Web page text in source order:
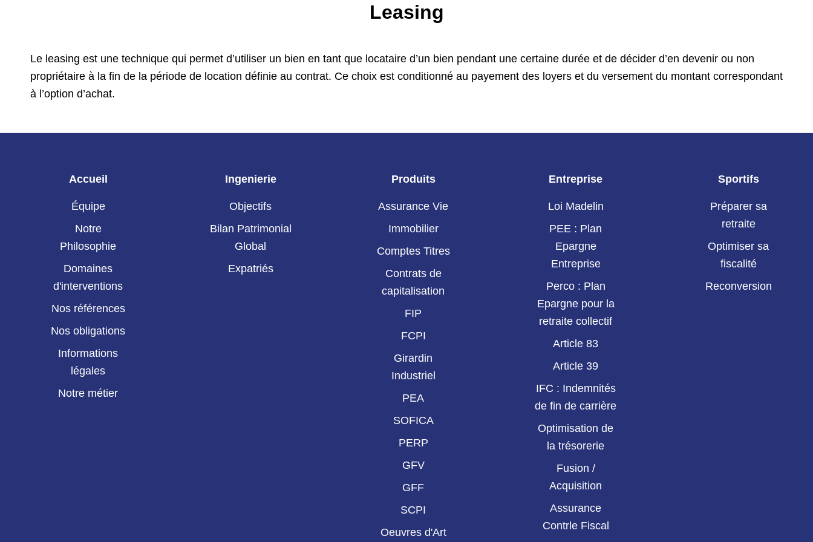
Leasing
Le leasing est une technique qui permet d’utiliser un bien en tant que locataire d’un bien pendant une certaine durée et de décider d’en devenir ou non
propriétaire à la fin de la période de location définie au contrat. Ce choix est conditionné au payement des loyers et du versement du montant correspondant
à l’option d’achat.
Accueil
Équipe
Notre
Philosophie
Domaines
d'interventions
Nos références
Nos obligations
Informations
légales
Notre métier
Ingenierie
Objectifs
Bilan Patrimonial
Global
Expatriés
Produits
Assurance Vie
Immobilier
Comptes Titres
Contrats de
capitalisation
FIP
FCPI
Girardin
Industriel
PEA
SOFICA
PERP
GFV
GFF
SCPI
Oeuvres d'Art
Entreprise
Loi Madelin
PEE : Plan
Epargne
Entreprise
Perco : Plan
Epargne pour la
retraite collectif
Article 83
Article 39
IFC : Indemnités
de fin de carrière
Optimisation de
la trésorerie
Fusion /
Acquisition
Assurance
Contrle Fiscal
Sportifs
Préparer sa
retraite
Optimiser sa
fiscalité
Reconversion